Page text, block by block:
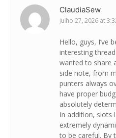
ClaudiaSew
julho 27, 2026 at
Hello, guys, I’ve
interesting
wanted to share
side note, from
punters always
have proper
absolutely
In addition, slots
extremely
to be careful. By